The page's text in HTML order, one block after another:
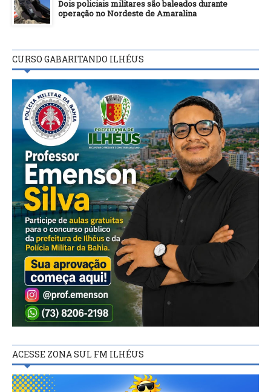
Dois policiais militares são baleados durante
operação no Nordeste de Amaralina
CURSO GABARITANDO ILHÉUS
ACESSE ZONA SUL FM ILHÉUS